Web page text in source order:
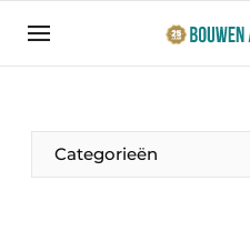
Aanmelden
Bedrijven
Bouwen aan de
Categorieën